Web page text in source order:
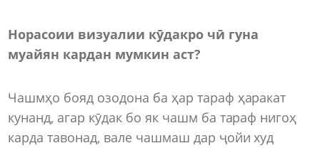
Норасоии визуалии кӯдакро чӣ гуна
муайян кардан мумкин аст?
Чашмҳо бояд озодона ба ҳар тараф ҳаракат
кунанд, агар кӯдак бо як чашм ба тараф нигоҳ
карда тавонад, вале чашмаш дар ҷойи худ